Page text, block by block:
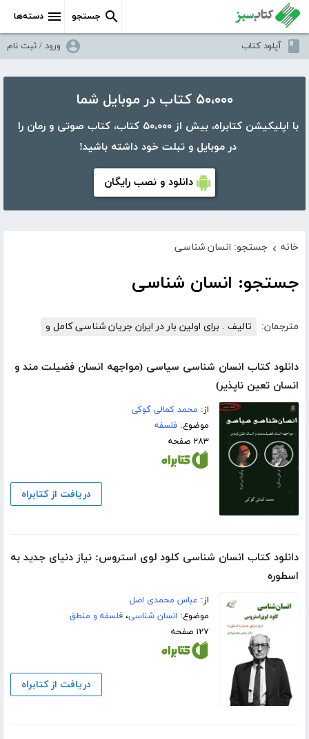
دسته‌ها جستجو
آپلود کتاب ورود / ثبت نام
۵۰،۰۰۰ کتاب در موبایل شما
با اپلیکیشن کتابراه، بیش از ۵۰،۰۰۰ کتاب، کتاب صوتی و رمان را
در موبایل و تبلت خود داشته باشید!
دانلود و نصب رایگان
خانه › جستجو: انسان شناسی
جستجو: انسان شناسی
مترجمان: تالیف . برای اولین بار در ایران جریان شناسی کامل و
دانلود کتاب انسان شناسی سیاسی (مواجهه انسان فضیلت مند و
انسان تعین ناپذیر)
از: محمد کمالی گوکی
موضوع:فلسفه
۲۸۳ صفحه
دریافت از کتابراه
دانلود کتاب انسان شناسی کلود لوی استروس: نیاز دنیای جدید به
اسطوره
از: عباس محمدی اصل
موضوع: انسان شناسی،فلسفه و منطق
۱۲۷ صفحه
دریافت از کتابراه